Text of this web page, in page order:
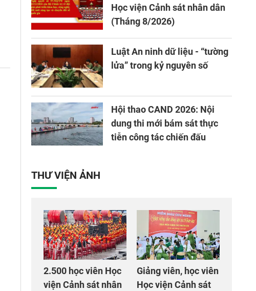
Học viện Cảnh sát nhân dân
(Tháng 8/2026)
Luật An ninh dữ liệu - “tường
lửa” trong kỷ nguyên số
Hội thao CAND 2026: Nội
dung thi mới bám sát thực
tiễn công tác chiến đấu
THƯ VIỆN ẢNH
2.500 học viên Học
viện Cảnh sát nhân
Giảng viên, học viên
Học viện Cảnh sát